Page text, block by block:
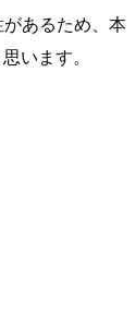
あるため、本
います。